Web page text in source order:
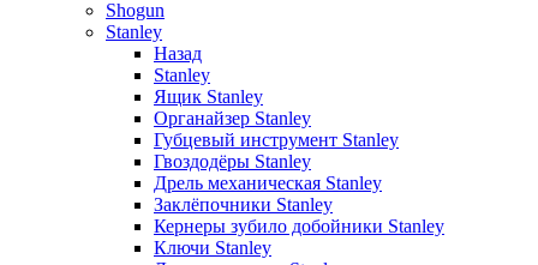
Shogun
Stanley
Назад
Stanley
Ящик Stanley
Органайзер Stanley
Губцевый инструмент Stanley
Гвоздодёры Stanley
Дрель механическая Stanley
Заклёпочники Stanley
Кернеры зубило добойники Stanley
Ключи Stanley